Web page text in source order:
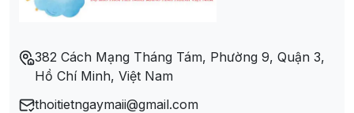
Xã Kiến Thành
382 Cách Mạng Tháng Tám, Phường 9, Quận 3,
Hồ Chí Minh, Việt Nam
thoitietngaymaii@gmail.com